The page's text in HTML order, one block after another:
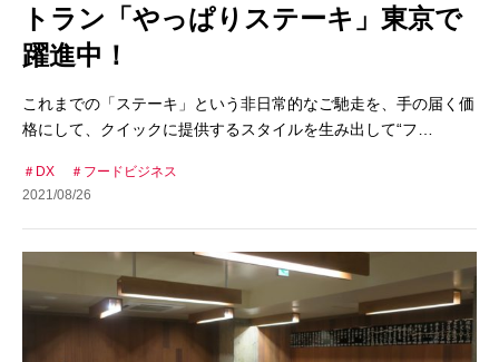
トラン「やっぱりステーキ」東京で
躍進中！
これまでの「ステーキ」という非日常的なご馳走を、手の届く価
格にして、クイックに提供するスタイルを生み出して“フ…
DX
フードビジネス
2021/08/26